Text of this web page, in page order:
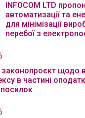
INFOCOM LTD
автоматизації та
для мінімізації
перебої з
щодо
в частині